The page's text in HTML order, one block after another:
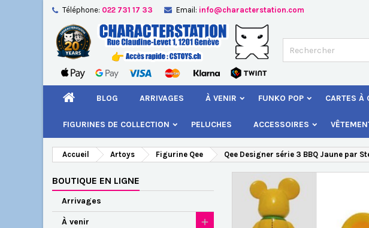
Téléphone: 022 731 17 33 Email: info@characterstation.com
BLOG ARRIVAGES À VENIR FUNKO POP CARTES À
FIGURINES DE COLLECTION PELUCHES ACCESSOIRES
Accueil Artoys Figurine Qee Qee Designer série 3 BBQ Jaune par
BOUTIQUE EN LIGNE
Arrivages
À venir
Ajouter à ma
Créer une nouvelle liste
Créer une liste
Nom de la liste d'envies
Connexion
Vous devez être connecté